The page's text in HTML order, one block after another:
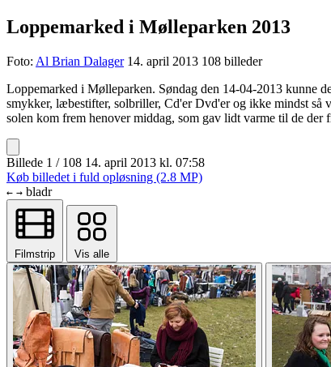
Loppemarked i Mølleparken 2013
Foto: Al Brian Dalager 14. april 2013 108 billeder
Loppemarked i Mølleparken. Søndag den 14-04-2013 kunne
smykker, læbestifter, solbriller, Cd'er Dvd'er og ikke mindst så
solen kom frem henover middag, som gav lidt varme til de der
Billede 1 / 108 14. april 2013 kl. 07:58
Køb billedet i fuld opløsning (2.8 MP)
← → bladr
Filmstrip Vis alle